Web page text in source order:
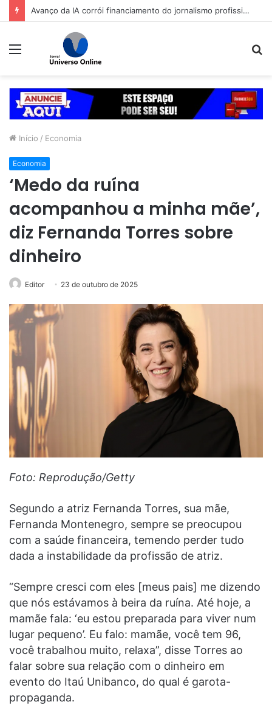
Avanço da IA corrói financiamento do jornalismo profissional no Brasil
Menu
Início / Economia
Economia
‘Medo da ruína
acompanhou a minha mãe’,
diz Fernanda Torres sobre
dinheiro
Editor 23 de outubro de 2025
Foto: Reprodução/Getty
Segundo a atriz Fernanda Torres, sua mãe,
Fernanda Montenegro, sempre se preocupou
com a saúde financeira, temendo perder tudo
dada a instabilidade da profissão de atriz.
“Sempre cresci com eles [meus pais] me dizendo
que nós estávamos à beira da ruína. Até hoje, a
mamãe fala: ‘eu estou preparada para viver num
lugar pequeno’. Eu falo: mamãe, você tem 96,
você trabalhou muito, relaxa”, disse Torres ao
falar sobre sua relação com o dinheiro em
evento do Itaú Unibanco, do qual é garota-
propaganda.